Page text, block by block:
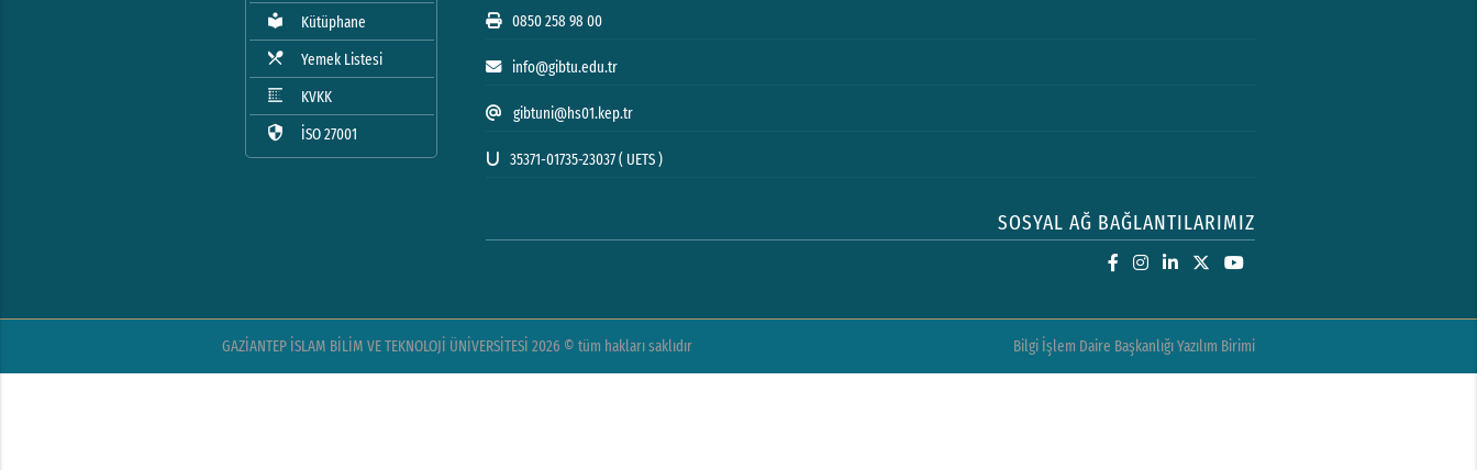
local_library
Kütüphane
local_dining
Yemek Listesi
blur_linear
KVKK
security
İSO 27001
0850 258 98 00
info@gibtu.edu.tr
gibtuni@hs01.kep.tr
35371-01735-23037 ( UETS )
SOSYAL AĞ BAĞLANTILARIMIZ
GAZİANTEP İSLAM BİLİM VE TEKNOLOJİ ÜNİVERSİTESİ 2026 © tüm hakları saklıdır Bilgi İşlem Daire Başkanlığı Yazılım Birimi